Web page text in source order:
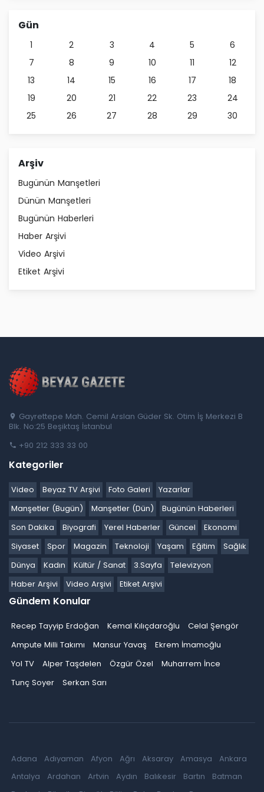
Gün
1 2 3 4 5
6
7
8 9 10 11
12
13
14 15 16 17
18
19
20 21 22 23
24
25
26 27 28 29 30
Arşiv
Bugünün Manşetleri
Dünün Manşetleri
Bugünün Haberleri
Haber Arşivi
Video Arşivi
Etiket Arşivi
Gayrettepe Mah. Cemil Arslan Güder Sk. Otim İş Merkezi B
Blk. No:25 Beşiktaş İstanbul
+90 212 333 33 00
Kategoriler
Video Beyaz TV Arşivi Foto Galeri
Yazarlar
Manşetler (Bugün)
Manşetler (Dün)
Bugünün Haberleri
Son Dakika
Biyografi Yerel Haberler Güncel
Ekonomi
Siyaset
Spor Magazin Teknoloji Yaşam Eğitim
Sağlık
Dünya
Kadın Kültür / Sanat 3.Sayfa
Televizyon
Haber Arşivi
Video Arşivi Etiket Arşivi
Gündem Konular
Recep Tayyip Erdoğan Kemal Kılıçdaroğlu
Celal Şengör
Ampute Milli Takımı
Mansur Yavaş
Ekrem İmamoğlu
Yol TV
Alper Taşdelen Özgür Özel
Muharrem İnce
Tunç Soyer
Serkan Sarı
Adana Adıyaman Afyon Ağrı Aksaray Amasya
Ankara
Antalya
Ardahan Artvin Aydın Balıkesir Bartın
Batman